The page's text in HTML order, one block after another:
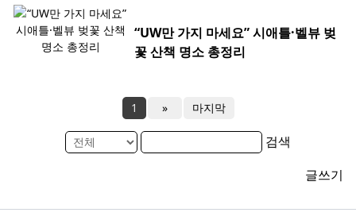
“UW만 가지 마세요” 시애틀·벨뷰 벚
꽃 산책 명소 총정리
1 » 마지막
검색
글쓰기